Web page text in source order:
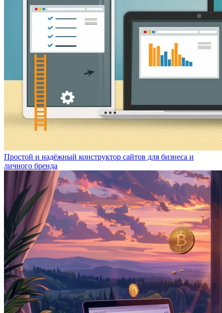
Простой и надёжный конструктор сайтов для бизнеса и
личного бренда